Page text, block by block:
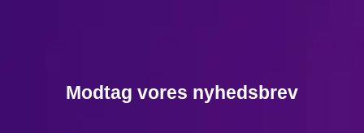
Modtag vores nyhedsbrev